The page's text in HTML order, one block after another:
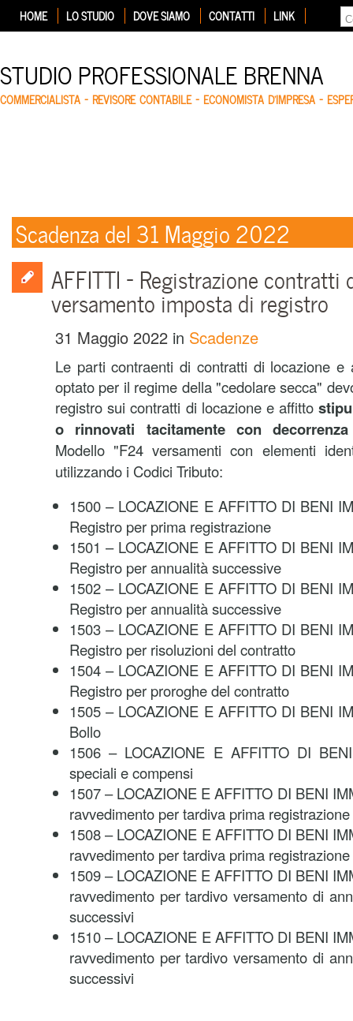
HOME LO STUDIO DOVE SIAMO CONTATTI LINK
STUDIO PROFESSIONALE BRENNA
COMMERCIALISTA – REVISORE CONTABILE – ECONOMISTA D'IMPRESA –
Scadenza del 31 Maggio 2022
AFFITTI – Registrazione contratti
versamento imposta di registro
31 Maggio 2022 in Scadenze
Le parti contraenti di contratti di locazione e
optato per il regime della "cedolare secca"
registro sui contratti di locazione e affitto
o rinnovati tacitamente con decorrenza
Modello "F24 versamenti con elementi
utilizzando i Codici Tributo:
1500 – LOCAZIONE E AFFITTO DI BENI
Registro per prima registrazione
1501 – LOCAZIONE E AFFITTO DI BENI
Registro per annualità successive
1502 – LOCAZIONE E AFFITTO DI BENI
Registro per annualità successive
1503 – LOCAZIONE E AFFITTO DI BENI
Registro per risoluzioni del contratto
1504 – LOCAZIONE E AFFITTO DI BENI
Registro per proroghe del contratto
1505 – LOCAZIONE E AFFITTO DI BENI
Bollo
1506 – LOCAZIONE E AFFITTO DI
speciali e compensi
1507 – LOCAZIONE E AFFITTO DI BENI
ravvedimento per tardiva prima registrazione
1508 – LOCAZIONE E AFFITTO DI BENI
ravvedimento per tardiva prima registrazione
1509 – LOCAZIONE E AFFITTO DI BENI
ravvedimento per tardivo versamento di
successivi
1510 – LOCAZIONE E AFFITTO DI BENI
ravvedimento per tardivo versamento di
successivi